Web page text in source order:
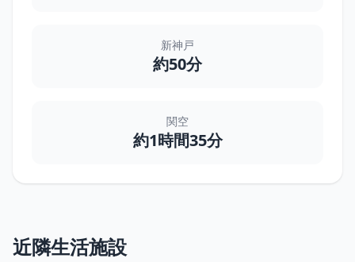
新神戸
約50分
関空
約1時間35分
近隣生活施設